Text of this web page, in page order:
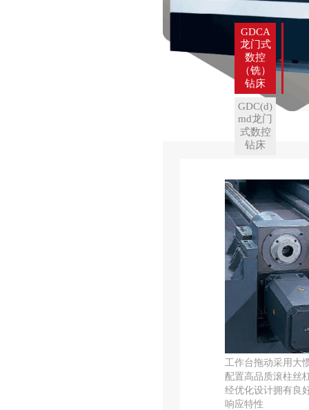
工作台拖动采用大
配置高品质滚柱丝
经优化设计拥有良
响应特性
GDCA
龙门式
数控
（铣）
钻床
GDC(d)
md龙门
式数控
钻床